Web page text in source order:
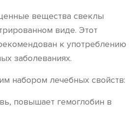
вещества свеклы
виде. Этот
к употреблению
заболеваниях.
набором лечебных свойств:
повышает гемоглобин в